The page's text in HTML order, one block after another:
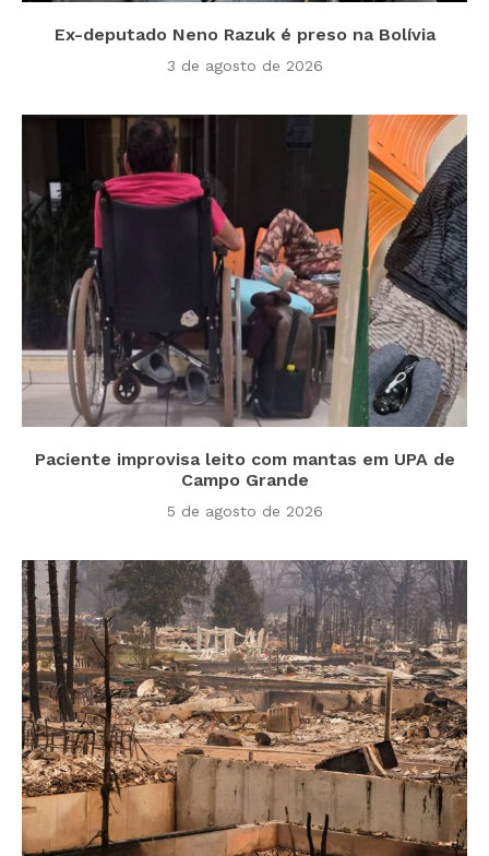
Ex-deputado Neno Razuk é preso na Bolívia
3 de agosto de 2026
Paciente improvisa leito com mantas em UPA de
Campo Grande
5 de agosto de 2026